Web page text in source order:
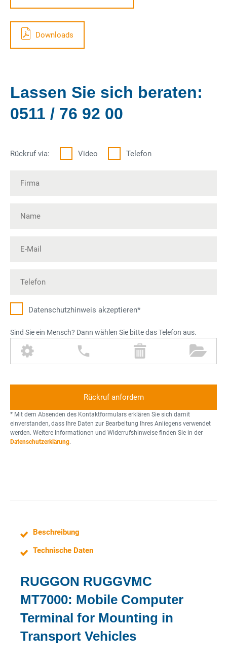
Downloads
Lassen Sie sich beraten:
0511 / 76 92 00
Rückruf via: Video Telefon
Datenschutz­hinweis akzeptieren*
Sind Sie ein Mensch? Dann wählen Sie bitte das Telefon aus.
Z
a
n
a
d
e
e
f
o
n
ü
l
o
n
O
r
n
r
* Mit dem Absenden des Kontaktformulars erklären Sie sich damit
einverstanden, dass Ihre Daten zur Bearbeitung Ihres Anliegens verwendet
werden. Weitere Informationen und Widerrufshinweise finden Sie in der
Datenschutzerklärung.
Beschreibung
Technische Daten
RUGGON RUGGVMC
MT7000: Mobile Computer
Terminal for Mounting in
Transport Vehicles